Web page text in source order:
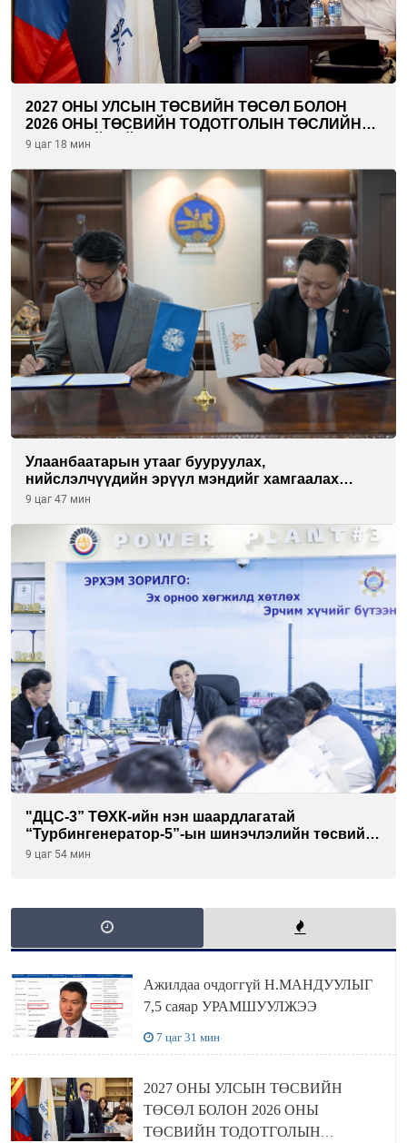
2027 ОНЫ УЛСЫН ТӨСВИЙН ТӨСӨЛ БОЛОН
2026 ОНЫ ТӨСВИЙН ТОДОТГОЛЫН ТӨСЛИЙН
ОЛОН НИЙТИЙН ХЭЛЭЛЦҮҮЛЭГ БОЛЛОО
9 цаг 18 мин
Улаанбаатарын утааг бууруулах,
нийслэлчүүдийн эрүүл мэндийг хамгаалах
төслийг “Чингис хаан баялгийн сан нэгдэл” ХХК-
9 цаг 47 мин
"ДЦС-3” ТӨХК-ийн нэн шаардлагатай
“Турбингенератор-5”-ын шинэчлэлийн төсвийг
шийдвэрлэхээр болов
9 цаг 54 мин
Ажилдаа очдоггүй Н.МАНДУУЛЫГ
7,5 саяар УРАМШУУЛЖЭЭ
7 цаг 31 мин
2027 ОНЫ УЛСЫН ТӨСВИЙН
ТӨСӨЛ БОЛОН 2026 ОНЫ
ТӨСВИЙН ТОДОТГОЛЫН